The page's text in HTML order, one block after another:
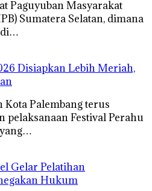
Paguyuban Masyarakat
Sumatera Selatan, dimana
Disiapkan Lebih Meriah,
Kota Palembang terus
pelaksanaan Festival Perahu
Gelar Pelatihan
Hukum